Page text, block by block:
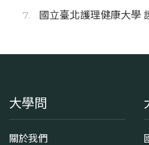
國立臺北護理健康大學
大學問
關於我們